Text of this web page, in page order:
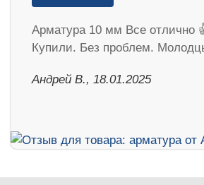
Арматура 10 мм Все отлично
Купили. Без проблем.
Андрей В., 18.01.2025